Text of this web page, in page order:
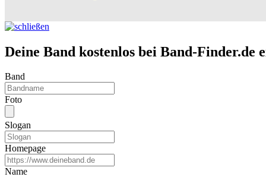
Deine Band kostenlos bei Band-Finder.de
Band
Foto
Slogan
Homepage
Name